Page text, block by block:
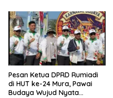
Pesan Ketua DPRD Rumiadi
di HUT ke-24 Mura, Pawai
Budaya Wujud Nyata